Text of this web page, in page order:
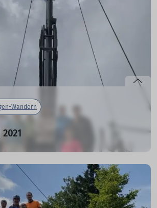
des Dürrnbachhorns.
Wandern
Sommertag hatten sich 8
Gangkofen für eine Wanderung
ausgesucht.